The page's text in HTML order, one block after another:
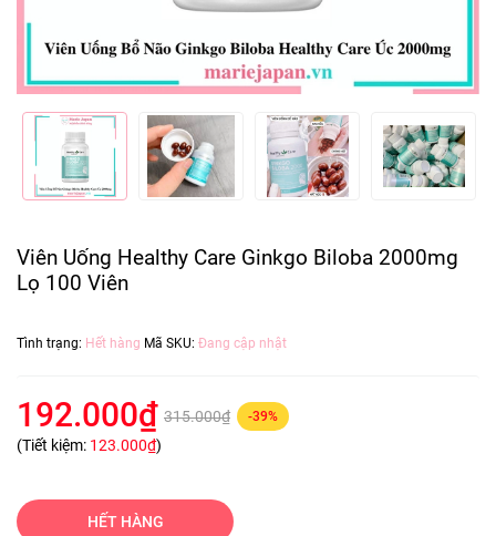
Viên Uống Healthy Care Ginkgo Biloba 2000mg
Lọ 100 Viên
Tình trạng: Hết hàng Mã SKU: Đang cập nhật
192.000₫ 315.000₫ -39%
(Tiết kiệm: 123.000₫)
HẾT HÀNG